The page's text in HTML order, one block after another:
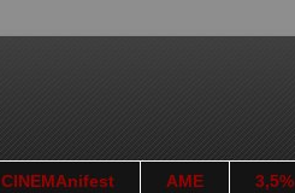
CINEMAnifest AME 3,5%